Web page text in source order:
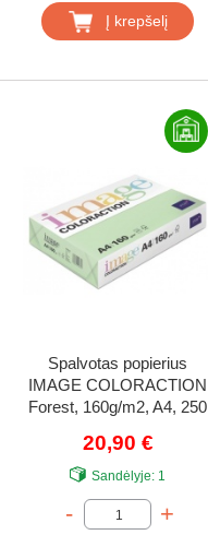
Į krepšelį
Spalvotas popierius
IMAGE COLORACTION
Forest, 160g/m2, A4, 250
Green)
20,90 €
Sandėlyje: 1
- +